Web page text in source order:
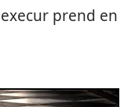
prend en